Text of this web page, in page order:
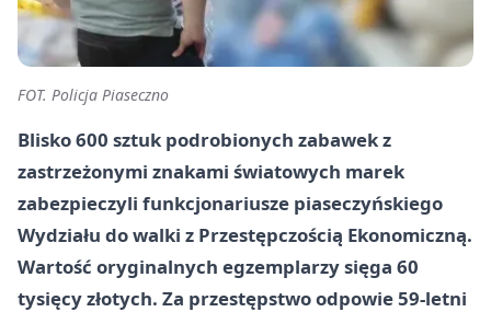
FOT. Policja Piaseczno
Blisko 600 sztuk podrobionych zabawek z
zastrzeżonymi znakami światowych marek
zabezpieczyli funkcjonariusze piaseczyńskiego
Wydziału do walki z Przestępczością Ekonomiczną.
Wartość oryginalnych egzemplarzy sięga 60
tysięcy złotych. Za przestępstwo odpowie 59-letni